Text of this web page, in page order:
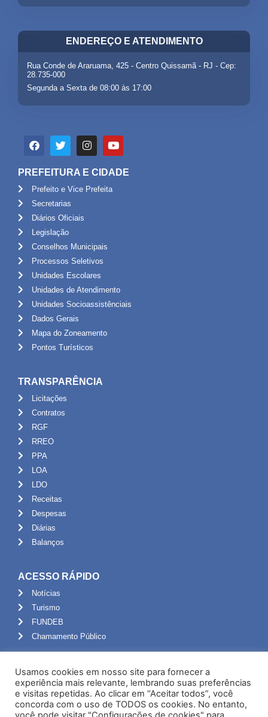
ENDEREÇO E ATENDIMENTO
Rua Conde de Araruama, 425 - Centro Quissamã - RJ - Cep:
28.735-000
Segunda a Sexta de 08:00 às 17:00
PREFEITURA E CIDADE
Prefeito e Vice Prefeita
Secretarias
Diários Oficiais
Legislação
Conselhos Municipais
Processos Seletivos
Unidades Escolares
Unidades de Atendimento
Unidades Socioassistênciais
Dados Gerais
Mapa do Zoneamento
Pontos Turísticos
TRANSPARÊNCIA
Licitações
Contratos
RGF
RREO
PPA
LOA
LDO
Receitas
Despesas
Diárias
Balanços
ACESSO RÁPIDO
Notícias
Turismo
FUNDEB
Chamamento Público
Portal do Servidor
Webmail
Administração
Usamos cookies em nosso site para fornecer a
experiência mais relevante, lembrando suas preferências
e visitas repetidas. Ao clicar em “Aceitar todos”, você
concorda com o uso de TODOS os cookies. No entanto,